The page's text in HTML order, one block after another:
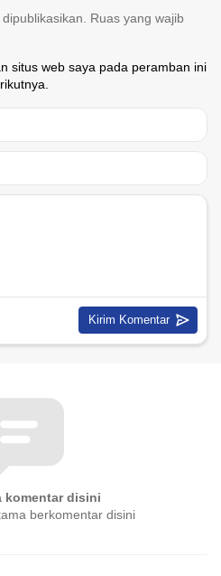
Ruas yang wajib
situs web saya pada peramban ini
komentar disini
berkomentar disini